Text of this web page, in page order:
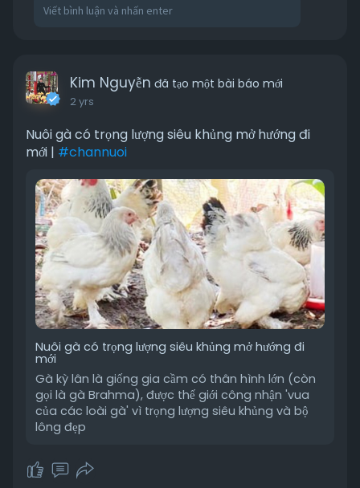
Kim Nguyễn đã tạo một bài báo mới
2 yrs
Nuôi gà có trọng lượng siêu khủng mở hướng đi
mới | #channuoi
Nuôi gà có trọng lượng siêu khủng mở hướng đi
mới
Gà kỳ lân là giống gia cầm có thân hình lớn (còn
gọi là gà Brahma), được thế giới công nhận 'vua
của các loài gà' vì trọng lượng siêu khủng và bộ
lông đẹp